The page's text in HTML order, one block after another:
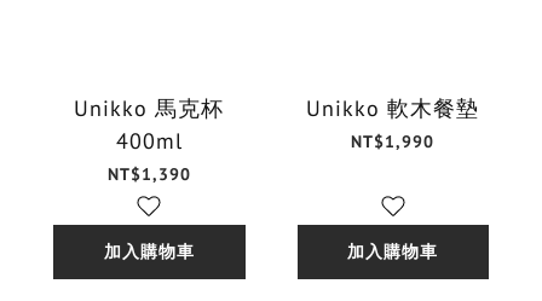
Unikko 馬克杯
400ml
NT$1,390
加入購物車
Unikko 軟木餐墊
NT$1,990
加入購物車